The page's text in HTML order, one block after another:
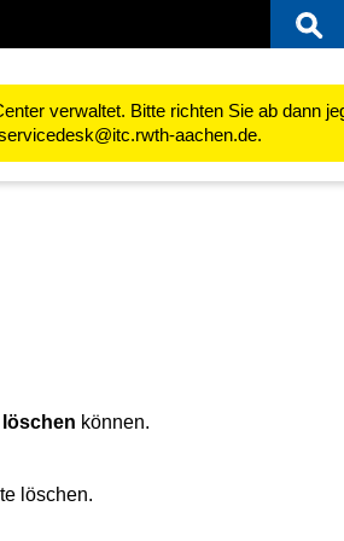
verwaltet. Bitte richten Sie ab dann
aachen.de.
verwalten Mailingliste löschen
löschen können.
löschen.